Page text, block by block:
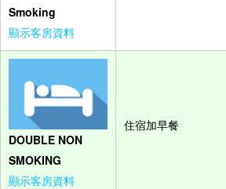
Smoking
顯示客房資料
DOUBLE NON
SMOKING
顯示客房資料
住宿加早餐